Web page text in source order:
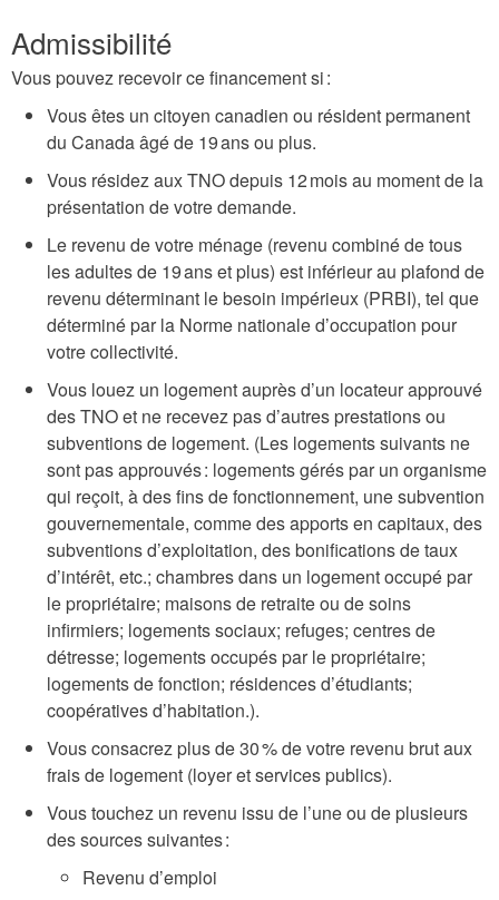
Admissibilité
Vous pouvez recevoir ce financement si :
Vous êtes un citoyen canadien ou résident permanent
du Canada âgé de 19 ans ou plus.
Vous résidez aux TNO depuis 12 mois au moment de la
présentation de votre demande.
Le revenu de votre ménage (revenu combiné de tous
les adultes de 19 ans et plus) est inférieur au plafond de
revenu déterminant le besoin impérieux (PRBI), tel que
déterminé par la Norme nationale d’occupation pour
votre collectivité.
Vous louez un logement auprès d’un locateur approuvé
des TNO et ne recevez pas d’autres prestations ou
subventions de logement. (Les logements suivants ne
sont pas approuvés : logements gérés par un organisme
qui reçoit, à des fins de fonctionnement, une subvention
gouvernementale, comme des apports en capitaux, des
subventions d’exploitation, des bonifications de taux
d’intérêt, etc.; chambres dans un logement occupé par
le propriétaire; maisons de retraite ou de soins
infirmiers; logements sociaux; refuges; centres de
détresse; logements occupés par le propriétaire;
logements de fonction; résidences d’étudiants;
coopératives d’habitation.).
Vous consacrez plus de 30 % de votre revenu brut aux
frais de logement (loyer et services publics).
Vous touchez un revenu issu de l’une ou de plusieurs
des sources suivantes :
Revenu d’emploi